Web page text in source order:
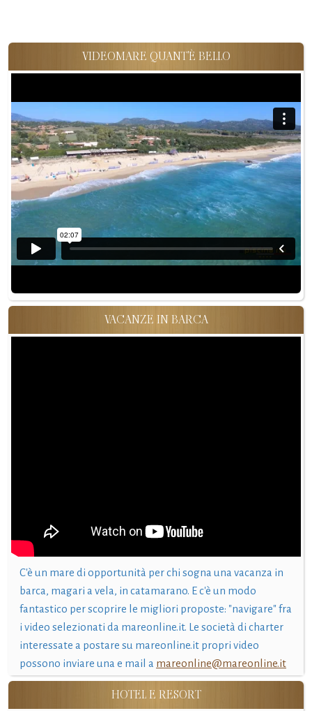
VIDEOMARE QUANT'È BELLO
VACANZE IN BARCA
C'è un mare di opportunità per chi sogna una vacanza in
barca, magari a vela, in catamarano. E c'è un modo
fantastico per scoprire le migliori proposte: "navigare" fra
i video selezionati da mareonline.it. Le società di charter
interessate a postare su mareonline.it propri video
possono inviare una e mail a mareonline@mareonline.it
HOTEL E RESORT